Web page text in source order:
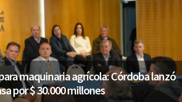
maquinaria agrícola: Córdoba lanzó
por $ 30.000 millones